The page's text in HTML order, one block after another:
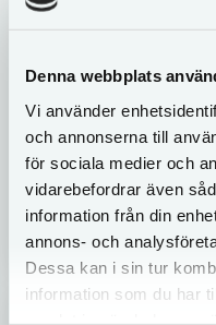
Denna webbplats
Vi använder
och annonserna till
för sociala medier och
vidarebefordrar även
information från din
annons- och
Dessa kan i sin tur
information som du har
Ullevi
arenahallarna vilket
kreativ och aktiv
för upp till 21
LÄS MER